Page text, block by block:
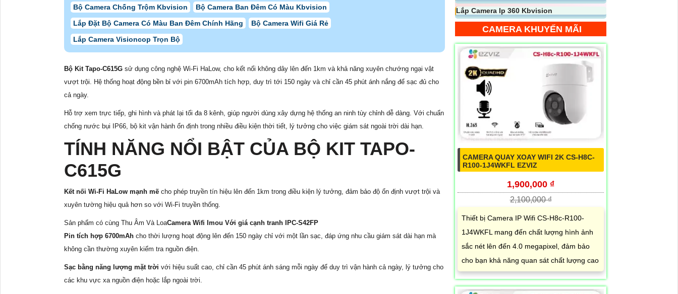
Bộ Camera Chống Trộm Kbvision
Bộ Camera Ban Đêm Có Màu Kbvision
Lắp Đặt Bộ Camera Có Màu Ban Đêm Chính Hãng
Bộ Camera Wifi Giá Rẻ
Lắp Camera Visioncop Trọn Bộ
Bộ Kit Tapo-C615G sử dụng công nghệ Wi-Fi HaLow, cho kết nối không dây lên đến 1km và khả năng xuyên chướng ngại vật
vượt trội. Hệ thống hoạt động bền bỉ với pin 6700mAh tích hợp, duy trì tới 150 ngày và chỉ cần 45 phút ánh nắng để sạc đủ cho
cả ngày.
Hỗ trợ xem trực tiếp, ghi hình và phát lại tối đa 8 kênh, giúp người dùng xây dựng hệ thống an ninh tùy chỉnh dễ dàng. Với chuẩn
chống nước bụi IP66, bộ kit vận hành ổn định trong nhiều điều kiện thời tiết, lý tưởng cho việc giám sát ngoài trời dài hạn.
TÍNH NĂNG NỔI BẬT CỦA BỘ KIT TAPO-
C615G
Kết nối Wi-Fi HaLow mạnh mẽ cho phép truyền tín hiệu lên đến 1km trong điều kiện lý tưởng, đảm bảo độ ổn định vượt trội và
xuyên tường hiệu quả hơn so với Wi-Fi truyền thống.
Sản phẩm có cùng Thu Âm Và LoaCamera Wifi Imou Với giá cạnh tranh IPC-S42FP
Pin tích hợp 6700mAh cho thời lượng hoạt động lên đến 150 ngày chỉ với một lần sạc, đáp ứng nhu cầu giám sát dài hạn mà
không cần thường xuyên kiểm tra nguồn điện.
Sạc bằng năng lượng mặt trời với hiệu suất cao, chỉ cần 45 phút ánh sáng mỗi ngày để duy trì vận hành cả ngày, lý tưởng cho
các khu vực xa nguồn điện hoặc lắp ngoài trời.
Lắp Camera Ip 360 Kbvision
CAMERA KHUYẾN MÃI
CAMERA QUAY XOAY WIFI 2K CS-H8C-
R100-1J4WKFL EZVIZ
1,900,000 ₫
2,100,000 ₫
Thiết bị Camera IP Wifi CS-H8c-R100-
1J4WKFL mang đến chất lượng hình ảnh
sắc nét lên đến 4.0 megapixel, đảm bảo
cho bạn khả năng quan sát chất lượng cao